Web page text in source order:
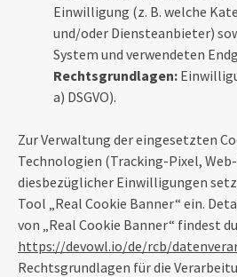
Einwilligung (z. B. welche
und/oder Diensteanbieter)
System und verwendeten
Rechtsgrundlagen:
a) DSGVO).
Zur Verwaltung der eingesetzten
Technologien (Tracking-Pixel,
diesbezüglicher Einwilligungen
Tool „Real Cookie Banner“ ein.
von „Real Cookie Banner“ findest
https://devowl.io/de/rcb/
Rechtsgrundlagen für die